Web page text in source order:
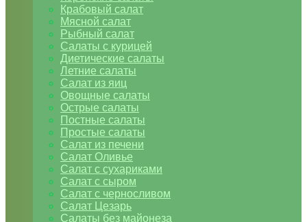
Крабовый салат
Мясной салат
Рыбный салат
Салаты с курицей
Диетические салаты
Летние салаты
Салат из яиц
Овощные салаты
Острые салаты
Постные салаты
Простые салаты
Салат из печени
Салат Оливье
Салат с сухариками
Салат с сыром
Салат с черносливом
Салат Цезарь
Салаты без майонеза